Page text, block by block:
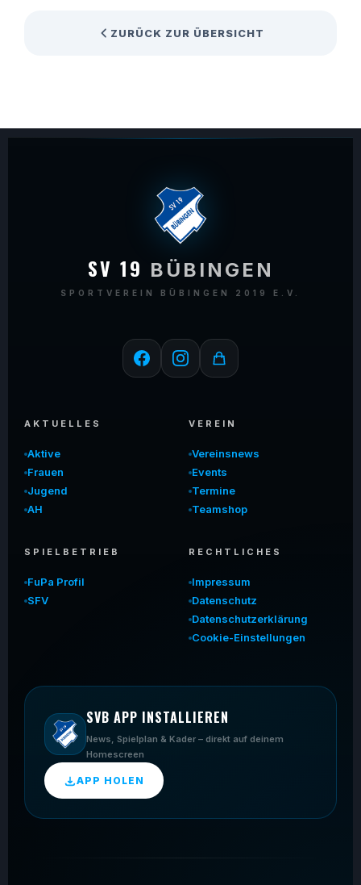
ZURÜCK ZUR ÜBERSICHT
SV 19 BÜBINGEN
SPORTVEREIN BÜBINGEN 2019 E.V.
AKTUELLES
Aktive
Frauen
Jugend
AH
VEREIN
Vereinsnews
Events
Termine
Teamshop
SPIELBETRIEB
FuPa Profil
SFV
RECHTLICHES
Impressum
Datenschutz
Datenschutzerklärung
Cookie-Einstellungen
SVB APP INSTALLIEREN
News, Spielplan & Kader – direkt auf deinem
Homescreen
APP HOLEN